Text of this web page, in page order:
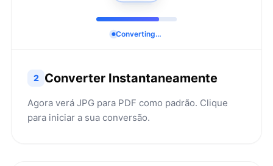
Converting…
2 Converter Instantaneamente
Agora verá JPG para PDF como padrão. Clique
para iniciar a sua conversão.